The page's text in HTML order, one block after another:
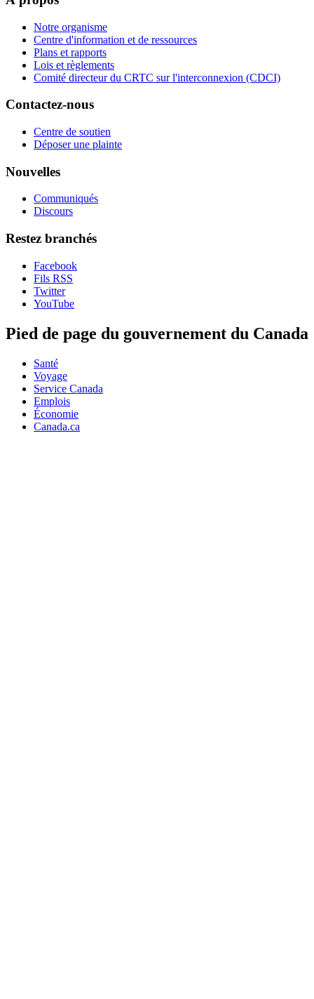
Notre organisme
Centre d'information et de ressources
Plans et rapports
Lois et règlements
Comité directeur du CRTC sur l'interconnexion (CDCI)
Contactez-nous
Centre de soutien
Déposer une plainte
Nouvelles
Communiqués
Discours
Restez branchés
Facebook
Fils RSS
Twitter
YouTube
Pied de page du gouvernement du Canada
Santé
Voyage
Service Canada
Emplois
Économie
Canada.ca